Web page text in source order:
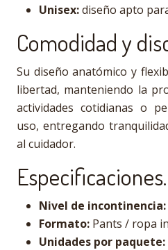
Unisex:diseño apto
Comodidad y
Su diseño anatómico y
libertad, manteniendo la
actividades cotidianas o
uso, entregando
al cuidador.
Especificaciones.
Nivel de incontinencia:
Formato: Pants / ropa
Unidades por paquete: